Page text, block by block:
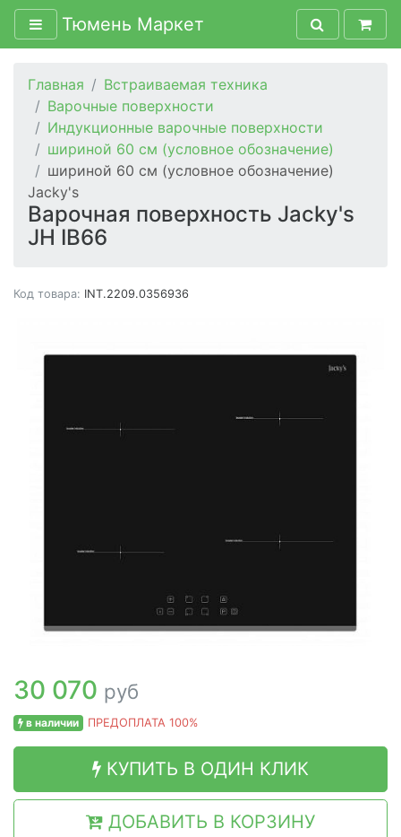
Тюмень Маркет
Главная
Встраиваемая техника
Варочные поверхности
Индукционные варочные поверхности
шириной 60 см (условное обозначение)
шириной 60 см (условное обозначение)
Jacky's
Варочная поверхность Jacky's
JH IB66
Код товара: INT.2209.0356936
30 070 руб
в наличии ПРЕДОПЛАТА 100%
КУПИТЬ В ОДИН КЛИК
ДОБАВИТЬ В КОРЗИНУ